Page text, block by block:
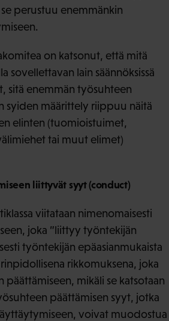
perustuu enemmänkin
on katsonut, että mitä
sovellettavan lain säännöksissä
sitä enemmän työsuhteen
syiden määrittely riippuu näitä
elinten (tuomioistuimet,
tai muut elimet)
liittyvät syyt (conduct)
viitataan nimenomaisesti
joka ”liittyy työntekijän
työntekijän epäasianmukaista
rikkomuksena, joka
mikäli se katsotaan
päättämisen syyt, jotka
voivat muodostua